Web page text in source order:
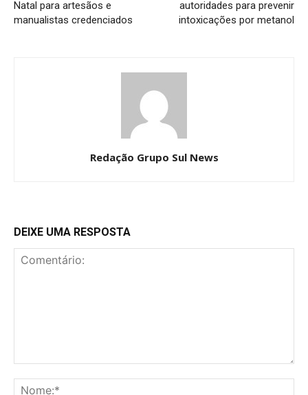
Natal para artesãos e
manualistas credenciados
autoridades para prevenir
intoxicações por metanol
Redação Grupo Sul News
DEIXE UMA RESPOSTA